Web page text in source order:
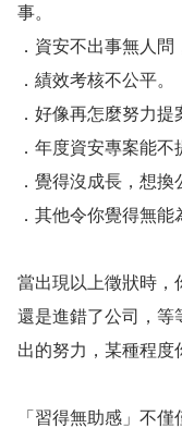
事。
．資安不出事無人問
．績效考核不公平。
．好像再怎麼努力提
．年度資安專案能不
．覺得沒成長，想換
．其他令你覺得無能
當出現以上徵狀時，
還是進錯了公司，等
出的努力，某種程度
「習得無助感」不